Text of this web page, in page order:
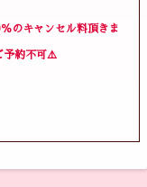
のキャンセル料頂きま
予約不可⚠️